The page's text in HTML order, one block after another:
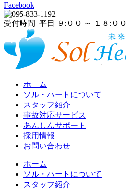
Facebook
受付時間 平日 ９:００ ～ １８:００
ホーム
ソル・ハートについて
スタッフ紹介
事故対応サービス
あんしんサポート
採用情報
お問い合わせ
ホーム
ソル・ハートについて
スタッフ紹介